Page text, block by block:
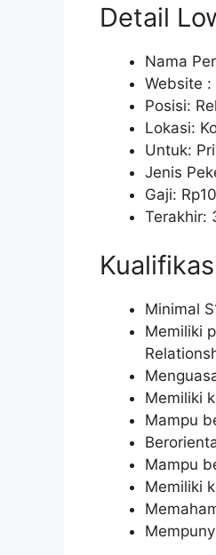
Detail
Nama
Website :
Posisi:
Lokasi:
Untuk:
Jenis
Gaji: Rp
Terakhir:
Minimal
Memiliki
Memiliki
Mampu
Mampu
Memiliki